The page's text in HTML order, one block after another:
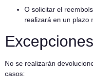
O solicitar el
realizará en un plazo
Excepciones
No se realizarán
casos: